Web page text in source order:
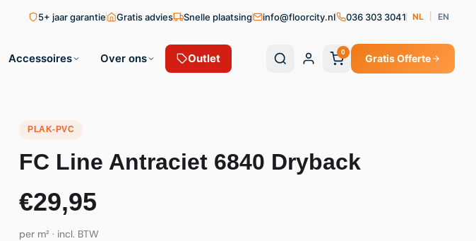
5+ jaar garantie Gratis advies Snelle plaatsing info@floorcity.nl 036 303 3041 NL EN
Accessoires Over ons Outlet 0
Gratis Offerte
PLAK-PVC
FC Line Antraciet 6840 Dryback
€29,95
per m² · incl. BTW